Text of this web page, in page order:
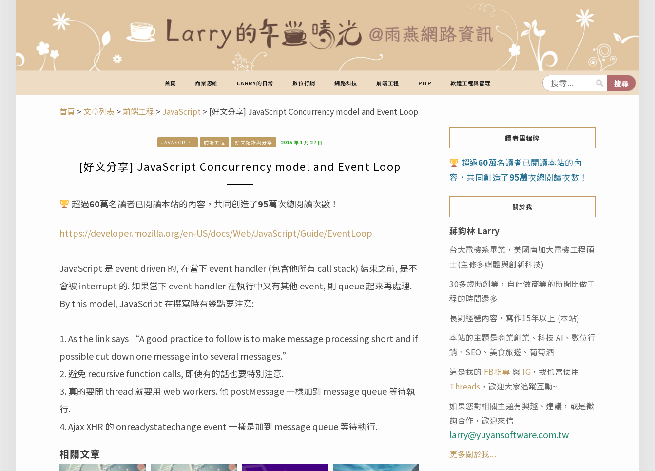
內
容
首頁 商業思維 LARRY的日常 數位行銷 網路科技 前端工程 PHP 軟體工程與管理
首頁 >文章列表 >前端工程 > JavaScript > [好文分享] JavaScript Concurrency model and Event Loop
JAVASCRIPT 前端工程 好文記錄與分享 2015 年 1 月 27 日
[好文分享] JavaScript Concurrency model and Event Loop
超過60萬名讀者已閱讀本站的內容，共同創造了95萬次總閱讀次數！
https://developer.mozilla.org/en-US/docs/Web/JavaScript/Guide/EventLoop
JavaScript 是 event driven 的, 在當下 event handler (包含他所有 call stack) 結束之前, 是不
會被 interrupt 的. 如果當下 event handler 在執行中又有其他 event, 則 queue 起來再處理.
By this model, JavaScript 在撰寫時有幾點要注意:
1. As the link says “A good practice to follow is to make message processing short and if
possible cut down one message into several messages.”
2. 避免 recursive function calls, 即使有的話也要特別注意.
3. 真的要開 thread 就要用 web workers. 他 postMessage 一樣加到 message queue 等待執
行.
4. Ajax XHR 的 onreadystatechange event 一樣是加到 message queue 等待執行.
相關文章
讀者里程碑
超過60萬名讀者已閱讀本站的內
容，共同創造了95萬次總閱讀次數！
關於我
蔣鈞林 Larry
台大電機系畢業，美國南加大電機工程碩
士(主修多媒體與創新科技)
30多歲時創業，自此做商業的時間比做工
程的時間還多
長期經營內容，寫作15年以上 (本站)
本站的主題是商業創業、科技 AI、數位行
銷、SEO、美食旅遊、葡萄酒
這是我的 FB粉專 與 IG ，我也常使用
Threads ，歡迎大家追蹤互動~
如果您對相關主題有興趣、建議，或是徵
詢合作，歡迎來信
larry@yuyansoftware.com.tw
更多關於我...